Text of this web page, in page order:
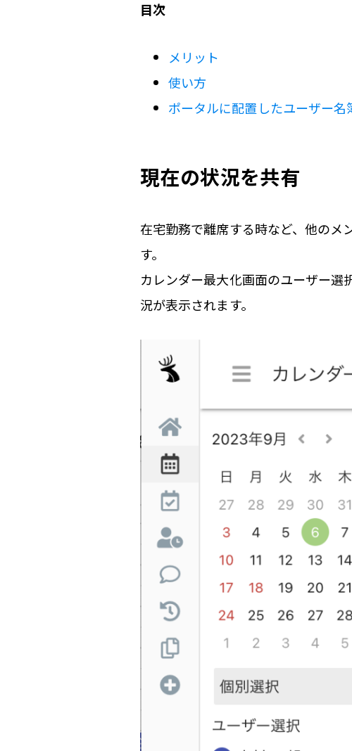
目次
メリット
使い方
ポータルに配置したユーザー
現在の状況を共有
在宅勤務で離席する時など、他のメ
す。
カレンダー最大化画面のユーザー
況が表示されます。